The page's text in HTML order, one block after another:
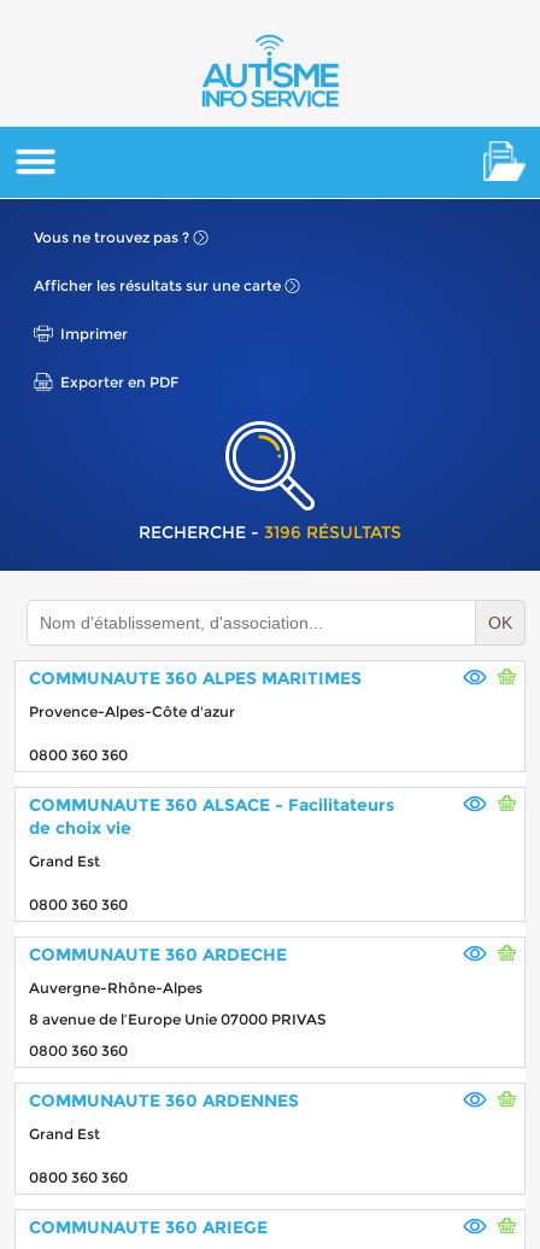
Vous ne trouvez pas ?
Afficher les résultats sur une carte
Imprimer
Exporter en PDF
RECHERCHE - 3196 RÉSULTATS
OK
COMMUNAUTE 360 ALPES MARITIMES
Provence-Alpes-Côte d'azur
0800 360 360
COMMUNAUTE 360 ALSACE - Facilitateurs
de choix vie
Grand Est
0800 360 360
COMMUNAUTE 360 ARDECHE
Auvergne-Rhône-Alpes
8 avenue de l’Europe Unie 07000 PRIVAS
0800 360 360
COMMUNAUTE 360 ARDENNES
Grand Est
0800 360 360
COMMUNAUTE 360 ARIEGE